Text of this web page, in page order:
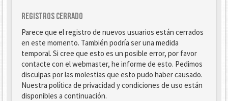
Registros cerrado
Parece que el registro de nuevos usuarios están cerrados
en este momento. También podría ser una medida
temporal. Si cree que esto es un posible error, por favor
contacte con el webmaster, he informe de esto. Pedimos
disculpas por las molestias que esto pudo haber causado.
Nuestra política de privacidad y condiciones de uso están
disponibles a continuación.